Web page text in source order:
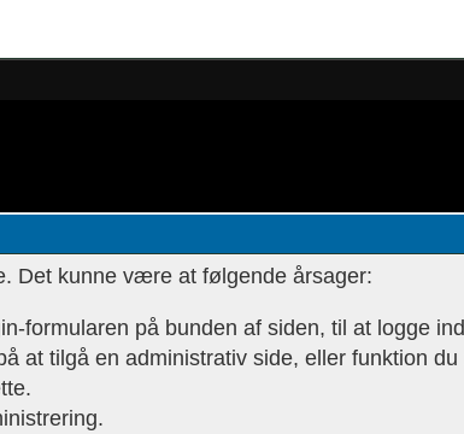
Det kunne være at følgende årsager:
formularen på bunden af siden, til at logge
at tilgå en administrativ side, eller funktion